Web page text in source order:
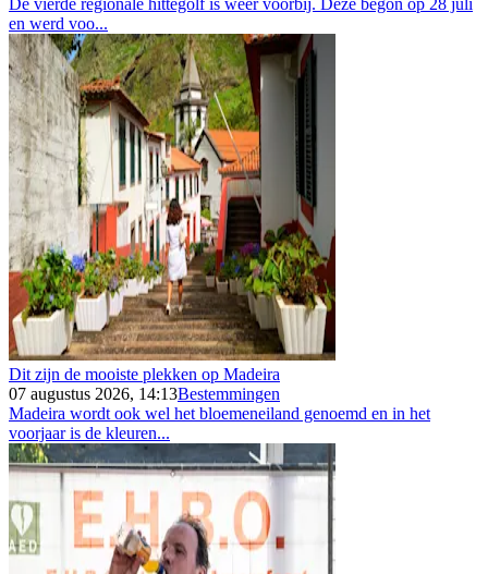
en werd voo...
Dit zijn de mooiste plekken op Madeira
07 augustus 2026, 14:13Bestemmingen
Madeira wordt ook wel het bloemeneiland genoemd en in het
voorjaar is de kleuren...